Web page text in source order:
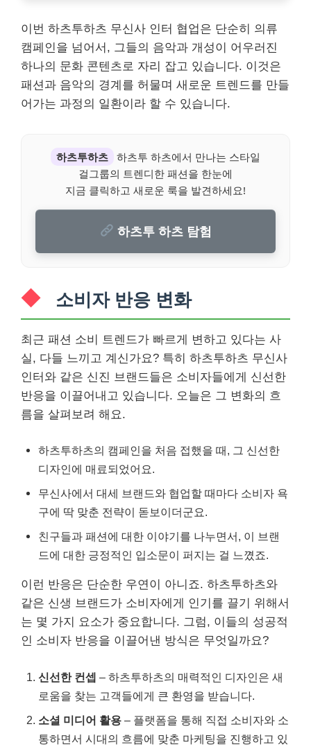
이번 하츠투하츠 무신사 인터 협업은 단순히 의류
캠페인을 넘어서, 그들의 음악과 개성이 어우러진
하나의 문화 콘텐츠로 자리 잡고 있습니다. 이것은
패션과 음악의 경계를 허물며 새로운 트렌드를 만들
어가는 과정의 일환이라 할 수 있습니다.
하츠투하츠 하츠투 하츠에서 만나는 스타일
걸그룹의 트렌디한 패션을 한눈에
지금 클릭하고 새로운 룩을 발견하세요!
하츠투 하츠 탐험
소비자 반응 변화
최근 패션 소비 트렌드가 빠르게 변하고 있다는 사
실, 다들 느끼고 계신가요? 특히 하츠투하츠 무신사
인터와 같은 신진 브랜드들은 소비자들에게 신선한
반응을 이끌어내고 있습니다. 오늘은 그 변화의 흐
름을 살펴보려 해요.
하츠투하츠의 캠페인을 처음 접했을 때, 그 신선한
디자인에 매료되었어요.
무신사에서 대세 브랜드와 협업할 때마다 소비자 욕
구에 딱 맞춘 전략이 돋보이더군요.
친구들과 패션에 대한 이야기를 나누면서, 이 브랜
드에 대한 긍정적인 입소문이 퍼지는 걸 느꼈죠.
이런 반응은 단순한 우연이 아니죠. 하츠투하츠와
같은 신생 브랜드가 소비자에게 인기를 끌기 위해서
는 몇 가지 요소가 중요합니다. 그럼, 이들의 성공적
인 소비자 반응을 이끌어낸 방식은 무엇일까요?
신선한 컨셉 – 하츠투하츠의 매력적인 디자인은 새
로움을 찾는 고객들에게 큰 환영을 받습니다.
소셜 미디어 활용 – 플랫폼을 통해 직접 소비자와 소
통하면서 시대의 흐름에 맞춘 마케팅을 진행하고 있